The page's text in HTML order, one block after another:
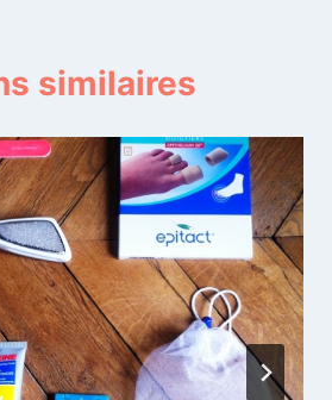
similaires